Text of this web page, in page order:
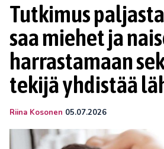
Tutkimus
saa miehet ja
harrastamaan
tekijä yhdistää
Riina Kosonen 05.07.2026